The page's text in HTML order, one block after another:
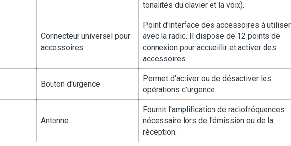
tonalités du clavier et la voix).
Connecteur universel pour
accessoires
Point d'interface des accessoires à utiliser
avec la radio. Il dispose de 12 points de
connexion pour accueillir et activer des
accessoires.
Bouton d'urgence
Permet d'activer ou de désactiver les
opérations d'urgence.
Antenne
Fournit l'amplification de radiofréquences
nécessaire lors de l'émission ou de la
réception.